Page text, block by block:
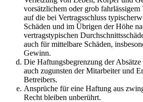
vorsätzlichem oder grob fahrlässigem
auf die bei Vertragsschluss
Schäden und im Übrigen der Höhe
vertragstypischen
auch für mittelbare Schäden,
Gewinn.
Die Haftungsbegrenzung der
auch zugunsten der Mitarbeiter und
Betreibers.
Ansprüche für eine Haftung aus
Recht bleiben unberührt.